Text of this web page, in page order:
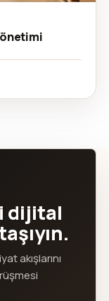
dijital
akışlarını